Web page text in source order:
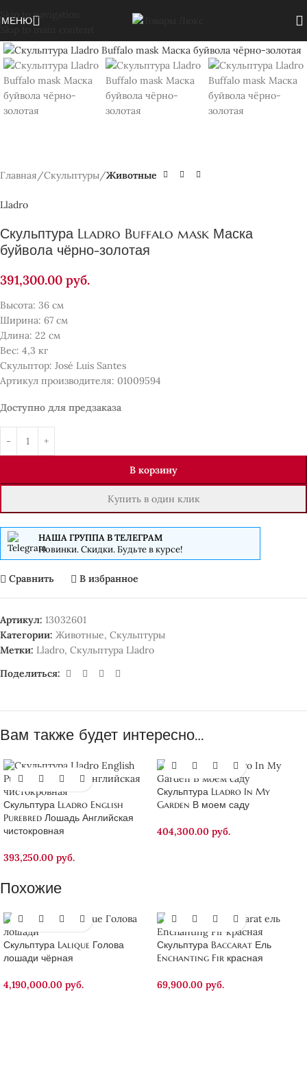
Skip to navigation
Skip to main content
МЕНЮ
Главная Скульптуры Животные
Lladro
Скульптура Lladro Buffalo mask Маска
буйвола чёрно-золотая
391,300.00 руб.
Высота: 36 см
Ширина: 67 см
Длина: 22 см
Вес: 4,3 кг
Скульптор: José Luis Santes
Артикул производителя: 01009594
Доступно для предзаказа
В корзину
Купить в один клик
НАША ГРУППА В ТЕЛЕГРАМ
Новинки. Скидки. Будьте в курсе!
Сравнить В избранное
Артикул: 13032601
Категории: Животные, Скульптуры
Метки: Lladro, Скульптура Lladro
Поделиться:
Вам также будет интересно…
Скульптура Lladro English
Purebred Лошадь Английская
чистокровная
393,250.00 руб.
Скульптура Lladro In My
Garden В моем саду
404,300.00 руб.
Похожие
Скульптура Lalique Голова
лошади чёрная
4,190,000.00 руб.
Скульптура Baccarat Ель
Enchanting Fir красная
69,900.00 руб.